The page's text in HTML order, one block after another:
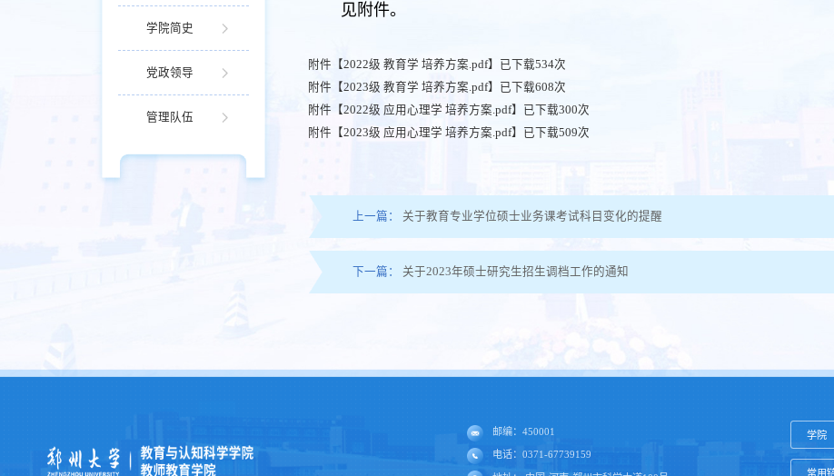
学院简史
党政领导
管理队伍
见附件。
附件【2022级 教育学 培养方案.pdf】已下载534次
附件【2023级 教育学 培养方案.pdf】已下载608次
附件【2022级 应用心理学 培养方案.pdf】已下载300次
附件【2023级 应用心理学 培养方案.pdf】已下载509次
上一篇： 关于教育专业学位硕士业务课考试科目变化的提醒
下一篇： 关于2023年硕士研究生招生调档工作的通知
邮编：450001
电话：0371-67739159